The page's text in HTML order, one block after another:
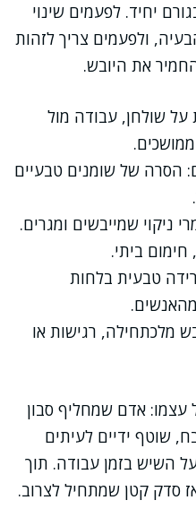
יחיד. לפעמים שינוי
ולפעמים צריך לזהות
את היובש.
על שולחן, עבודה מול
הסרה של שומנים טבעיים
ניקוי שמייבשים ומגרים.
ביתי.
טבעית בלחות
מלכתחילה, רגישות או
עצמו: אדם שמחליף סבון
שוטף ידיים לעיתים
השיש בזמן עבודה. תוך
סדק קטן שמתחיל לצרוב.